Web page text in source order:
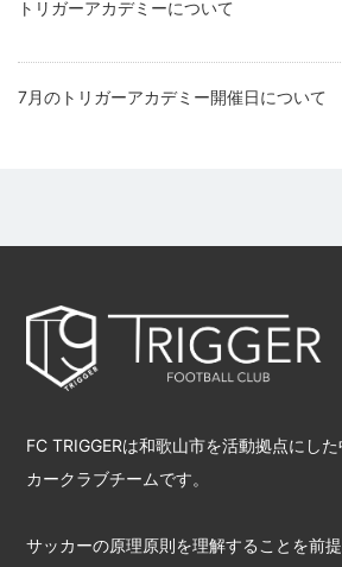
トリガーアカデミーについて
7月のトリガーアカデミー開催日について
FC TRIGGERは和歌山市を活動拠点にし
カークラブチームです。
サッカーの原理原則を理解することを前